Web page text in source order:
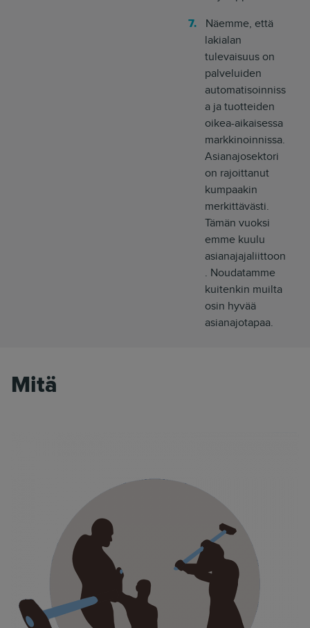
Näemme, että
lakialan
tulevaisuus on
palveluiden
automatisoinniss
a ja tuotteiden
oikea-aikaisessa
markkinoinnissa.
Asianajosektori
on rajoittanut
kumpaakin
merkittävästi.
Tämän vuoksi
emme kuulu
asianajajaliittoon
. Noudatamme
kuitenkin muilta
osin hyvää
asianajotapaa.
Mitä